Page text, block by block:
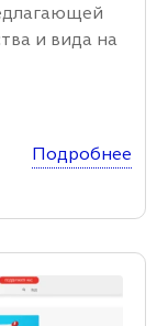
и вида на
Подробнее